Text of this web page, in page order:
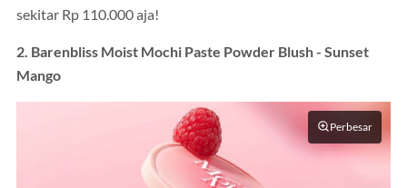
sekitar Rp 110.000 aja!
2. Barenbliss Moist Mochi Paste Powder Blush - Sunset
Mango
Perbesar